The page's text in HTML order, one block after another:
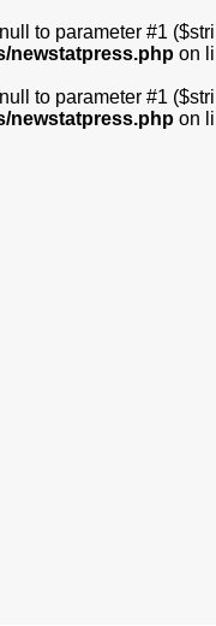
to parameter #1
newstatpress.php on
to parameter #1
newstatpress.php on